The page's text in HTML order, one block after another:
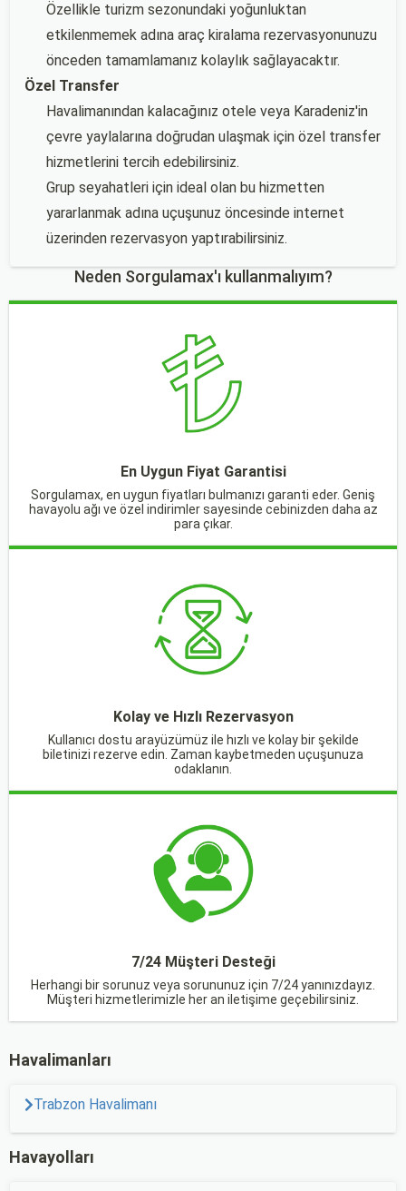
Özellikle turizm sezonundaki yoğunluktan
etkilenmemek adına araç kiralama rezervasyonunuzu
önceden tamamlamanız kolaylık sağlayacaktır.
Özel Transfer
Havalimanından kalacağınız otele veya Karadeniz'in
çevre yaylalarına doğrudan ulaşmak için özel transfer
hizmetlerini tercih edebilirsiniz.
Grup seyahatleri için ideal olan bu hizmetten
yararlanmak adına uçuşunuz öncesinde internet
üzerinden rezervasyon yaptırabilirsiniz.
Neden Sorgulamax'ı kullanmalıyım?
En Uygun Fiyat Garantisi
Sorgulamax, en uygun fiyatları bulmanızı garanti eder. Geniş
havayolu ağı ve özel indirimler sayesinde cebinizden daha az
para çıkar.
Kolay ve Hızlı Rezervasyon
Kullanıcı dostu arayüzümüz ile hızlı ve kolay bir şekilde
biletinizi rezerve edin. Zaman kaybetmeden uçuşunuza
odaklanın.
7/24 Müşteri Desteği
Herhangi bir sorunuz veya sorununuz için 7/24 yanınızdayız.
Müşteri hizmetlerimizle her an iletişime geçebilirsiniz.
Havalimanları
Trabzon Havalimanı
Havayolları